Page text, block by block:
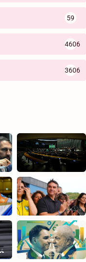
59
4606
3606